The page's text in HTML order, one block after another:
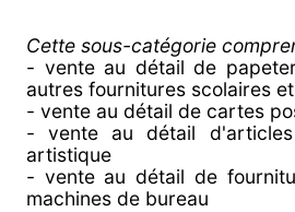
Cette sous-catégorie
- vente au détail de
autres fournitures scolaires
- vente au détail de cartes
- vente au détail
artistique
- vente au détail de
machines de bureau